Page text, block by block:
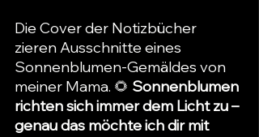
Die Cover der Notizbücher
zieren Ausschnitte eines
Sonnenblumen-Gemäldes von
meiner Mama. 🌻 Sonnenblumen
richten sich immer dem Licht zu –
genau das möchte ich dir mit